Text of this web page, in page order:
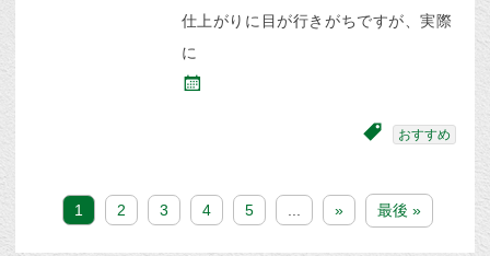
仕上がりに目が行きがちですが、実際
に
おすすめ
1 2 3 4 5 ... » 最後 »